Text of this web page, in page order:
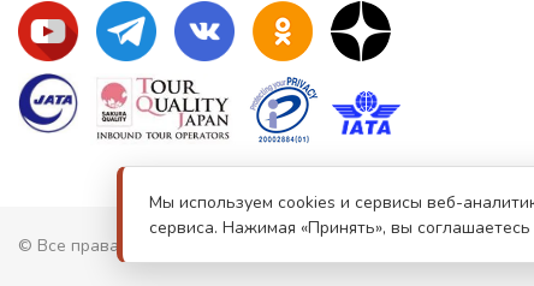
© Все права защищены. Информация сайта защищена законом
Мы используем cookies и сервисы веб-
сервиса. Нажимая «Принять», вы